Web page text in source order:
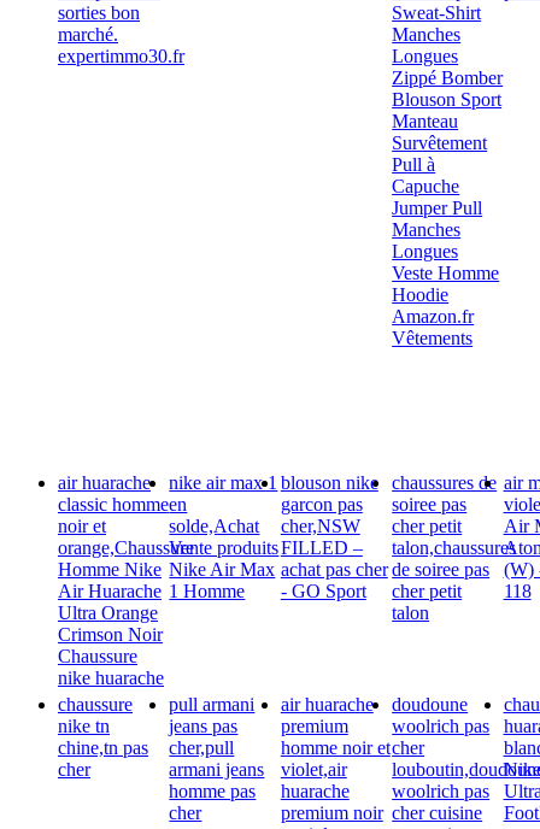
sorties bon
marché.
expertimmo30.fr
Sweat-Shirt
Manches
Longues
Zippé Bomber
Blouson Sport
Manteau
Survêtement
Pull à
Capuche
Jumper Pull
Manches
Longues
Veste Homme
Hoodie
Amazon.fr
Vêtements
air huarache
classic homme
noir et
orange,Chaussure
Homme Nike
Air Huarache
Ultra Orange
Crimson Noir
Chaussure
nike huarache
nike air max 1
en
solde,Achat
Vente produits
Nike Air Max
1 Homme
blouson nike
garcon pas
cher,NSW
FILLED –
achat pas cher
- GO Sport
chaussures de
soiree pas
cher petit
talon,chaussures
de soiree pas
cher petit
talon
air
Air
(W)
118
chaussure
nike tn
chine,tn pas
cher
pull armani
jeans pas
cher,pull
armani jeans
homme pas
cher
air huarache
premium
homme noir et
violet,air
huarache
premium noir
doudoune
woolrich pas
cher
woolrich pas
cher cuisine